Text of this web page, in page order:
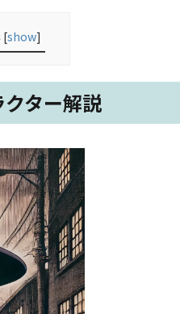
[show]
クター解説